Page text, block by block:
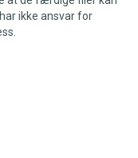
ikke ansvar for